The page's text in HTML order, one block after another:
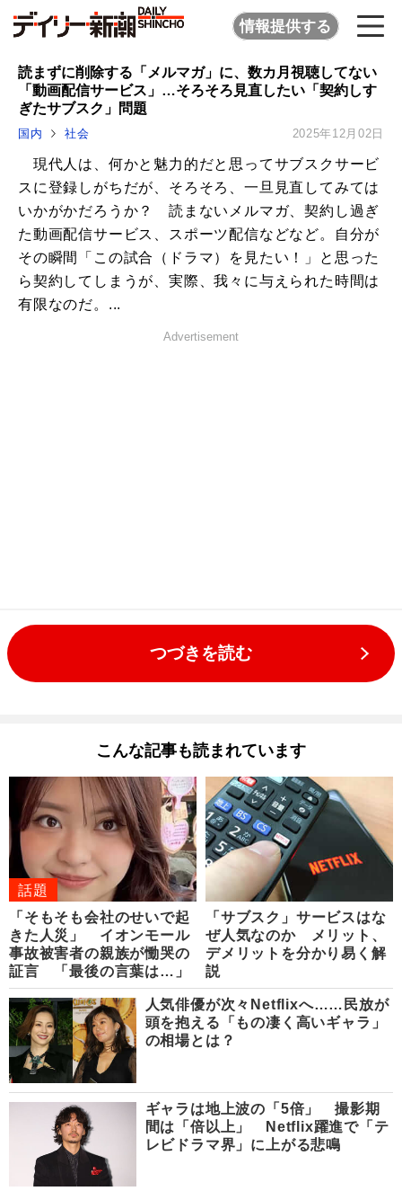
情報提供する
読まずに削除する「メルマガ」に、数カ月視聴してない
「動画配信サービス」…そろそろ見直したい「契約しす
ぎたサブスク」問題
国内 社会 2025年12月02日
現代人は、何かと魅力的だと思ってサブスクサービ
スに登録しがちだが、そろそろ、一旦見直してみては
いかがかだろうか？ 読まないメルマガ、契約し過ぎ
た動画配信サービス、スポーツ配信などなど。自分が
その瞬間「この試合（ドラマ）を見たい！」と思った
ら契約してしまうが、実際、我々に与えられた時間は
有限なのだ。...
Advertisement
つづきを読む
こんな記事も読まれています
話題
「そもそも会社のせいで起
きた人災」 イオンモール
事故被害者の親族が慟哭の
証言 「最後の言葉は…」
「サブスク」サービスはな
ぜ人気なのか メリット、
デメリットを分かり易く解
説
人気俳優が次々Netflixへ……民放が
頭を抱える「もの凄く高いギャラ」
の相場とは？
ギャラは地上波の「5倍」 撮影期
間は「倍以上」 Netflix躍進で「テ
レビドラマ界」に上がる悲鳴